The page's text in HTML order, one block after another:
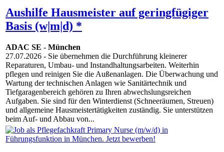
Aushilfe Hausmeister auf geringfügiger
Basis (w|m|d) *
ADAC SE - München
27.07.2026 - Sie übernehmen die Durchführung kleinerer
Reparaturen, Umbau- und Instandhaltungsarbeiten. Weiterhin
pflegen und reinigen Sie die Außenanlagen. Die Überwachung und
Wartung der technischen Anlagen wie Sanitärtechnik und
Tiefgaragenbereich gehören zu Ihren abwechslungsreichen
Aufgaben. Sie sind für den Winterdienst (Schneeräumen, Streuen)
und allgemeine Hausmeistertätigkeiten zuständig. Sie unterstützen
beim Auf- und Abbau von...